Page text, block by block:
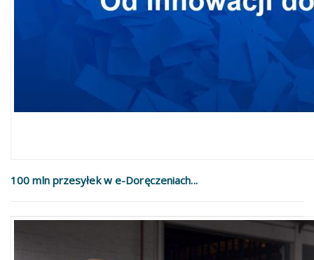
100 mln przesyłek w e-Doręczeniach...